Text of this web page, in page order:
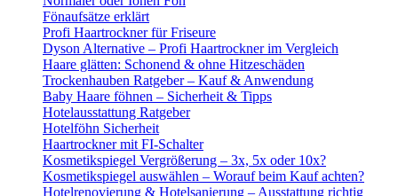
Fönaufsätze erklärt
Profi Haartrockner für Friseure
Dyson Alternative – Profi Haartrockner im Vergleich
Haare glätten: Schonend & ohne Hitzeschäden
Trockenhauben Ratgeber – Kauf & Anwendung
Baby Haare föhnen – Sicherheit & Tipps
Hotelausstattung Ratgeber
Hotelföhn Sicherheit
Haartrockner mit FI-Schalter
Kosmetikspiegel Vergrößerung – 3x, 5x oder 10x?
Kosmetikspiegel auswählen – Worauf beim Kauf achten?
Hotelrenovierung & Hotelsanierung – Ausstattung richtig